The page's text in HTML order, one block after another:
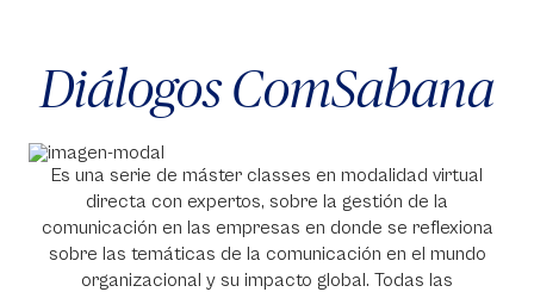
Diálogos ComSabana
Es una serie de máster classes en modalidad virtual
directa con expertos, sobre la gestión de la
comunicación en las empresas en donde se reflexiona
sobre las temáticas de la comunicación en el mundo
organizacional y su impacto global. Todas las